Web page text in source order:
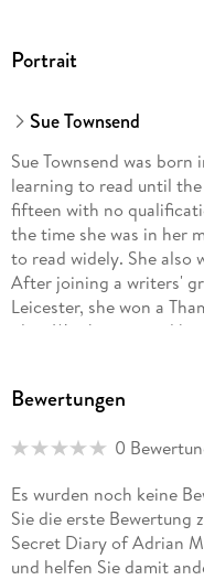
Portrait
Sue Townsend
Sue Townsend was
learning to read until
fifteen with no
the time she was in her
to read widely. She also
After joining a writers'
Leicester, she won a
play, Womberang
, and
prick its conscience.
Queen and I,Number Ten
2014 at the age of sixty-
as Britain's favourite
Bewertungen
0
Es wurden noch keine
Sie die erste Bewertung
Secret Diary of Adrian
und helfen Sie damit